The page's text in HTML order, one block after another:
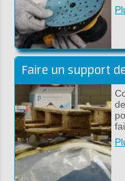
Faire un support